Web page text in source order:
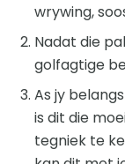
wrywing,
Nadat die
golfagtige
As jy
is dit die
tegniek te